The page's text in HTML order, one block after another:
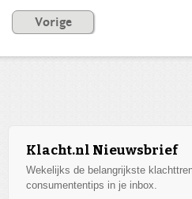
Vorige
Klacht.nl Nieuwsbrief
Wekelijks de belangrijkste
consumententips in je inbox.